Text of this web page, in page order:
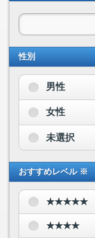
性別
男性
女性
未選択
おすすめレベル ※
★★★★★
★★★★